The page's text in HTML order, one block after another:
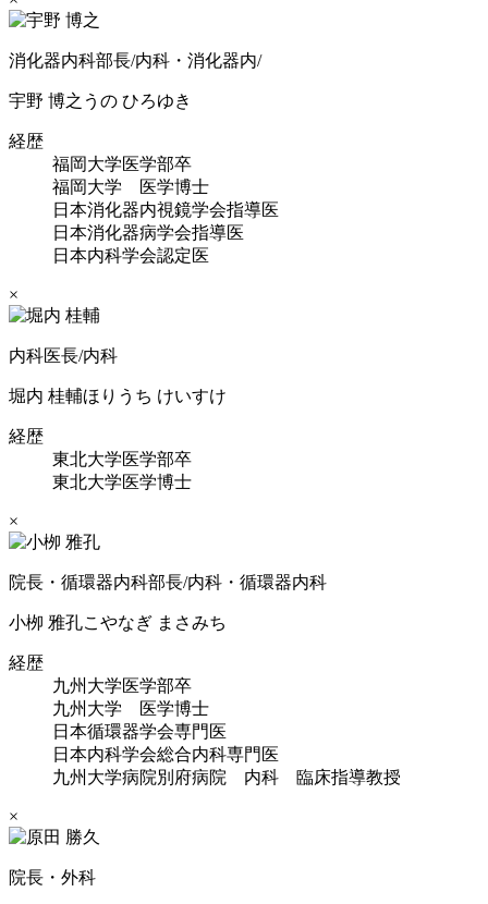
消化器内科部長/内科・消化器内/
宇野 博之 うの ひろゆき
経歴
福岡大学医学部卒
福岡大学 医学博士
日本消化器内視鏡学会指導医
日本消化器病学会指導医
日本内科学会認定医
×
内科医長/内科
堀内 桂輔ほりうち けいすけ
経歴
東北大学医学部卒
東北大学医学博士
×
院長・循環器内科部長/内科・循環器内科
小栁 雅孔こやなぎ まさみち
経歴
九州大学医学部卒
九州大学 医学博士
日本循環器学会専門医
日本内科学会総合内科専門医
九州大学病院別府病院 内科 臨床指導教授
×
院長・外科